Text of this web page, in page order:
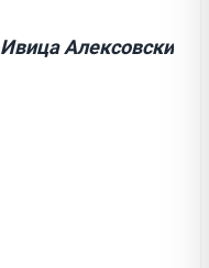
Ивица Алексовски